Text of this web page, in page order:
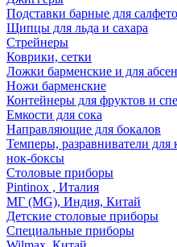
Подставки барные для
Щипцы для льда и сахара
Стрейнеры
Коврики, сетки
Ложки барменские и для
Ножи барменские
Контейнеры для фруктов и
Емкости для сока
Направляющие для бокалов
Темперы, разравниватели для
нок-боксы
Столовые приборы
Pintinox , Италия
МГ (MG), Индия, Китай
Детские столовые приборы
Специальные приборы